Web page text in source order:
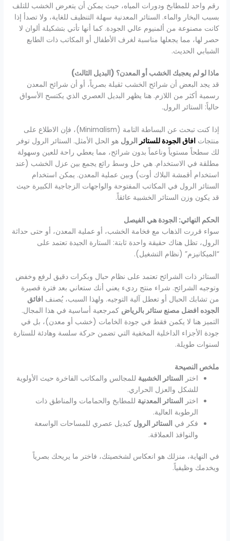
رقم واحد للمطابخ ودورات المياه، حيث يمكن أن يتعرض الخشب للتلف
بسبب البخار والماء. الستائر المعدنية سهلة التنظيف للغاية، ولا تصدأ إذا
كانت مصنوعة من ألمنيوم عالي الجودة. كما أنها تأتي بتشكيلة ألوان لا
حصر لها، مما يجعلها مناسبة لغرف الأطفال أو المكاتب ذات الطابع
الشبابي الحديث.
ماذا لو لم يعجبك الخشب أو المعدن؟ (البديل الثالث)
قد يجد البعض أن شرائح الخشب ثقيلة بصرياً، أو أن شرائح المعدن
رسمية أكثر من اللازم. هنا يظهر البديل العصري الذي يكتسح الأسواق
حالياً: الستائر الرول.
إذا كنت تبحث عن البساطة التامة (Minimalism)، فإن الاطلاع على
منتجاتافاق الجودة للستائر الرول هو الحل الأمثل. الستائر الرول توفر
لك سطحاً مستوياً وناعماً بدون شرائح، مما يعطي راحة للعين وسهولة
مطلقة في الاستخدام. هي حل وسط رائع يجمع بين عزل الخشب (عند
استخدام أقمشة البلاك أوت) وبين عملية المعدن. يمكن استخدام
الستائر الرول في المكاتب المفتوحة والواجهات الزجاجية الكبيرة حيث
قد يكون وزن الستائر الخشبية عائقاً.
الحكم النهائي: الجودة هي الفيصل
سواء قررت الذهاب مع فخامة الخشب، أو عملية المعدن، أو حتى حداثة
الرول، تظل هناك حقيقة واحدة ثابتة: الستارة الجيدة تعتمد على
“الميكانيزم” (نظام التشغيل).
الستائر ذات الشرائح تعتمد على نظام حبال وبكرات دقيق لرفع وخفض
وتوجيه الشرائح. شراء منتج رديء يعني أنك ستعاني بعد فترة قصيرة
من تشابك الحبال أو تعطل آلية التوجيه. ولهذا السبب، يُصنف افائق
الجوده افضل مصنع ستائر بالرياض كمرجعية أساسية في هذا المجال.
التميز هنا لا يكمن فقط في جودة الخامات (خشب أو معدن)، بل في
جودة الأجزاء الداخلية المخفية التي تضمن حركة سلسة وهادئة للستارة
لسنوات طويلة.
ملخص النصيحة
اختر الستائر الخشبية للمجالس والمكاتب الفاخرة حيث الأولوية
للشكل والعزل الحراري.
اختر الستائر المعدنية للمطابخ والحمامات والمناطق ذات
الرطوبة العالية.
فكر في الستائر الرول كبديل عصري للمساحات الواسعة
والنوافذ العملاقة.
في النهاية، منزلك هو انعكاس لشخصيتك، فاختر ما يريحك بصرياً
ويخدمك وظيفياً.